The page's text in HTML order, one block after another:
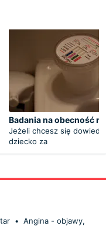
Badania na obecność
Jeżeli chcesz się
dziecko za
• Angina - objawy,